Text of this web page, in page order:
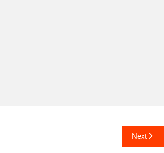
Next